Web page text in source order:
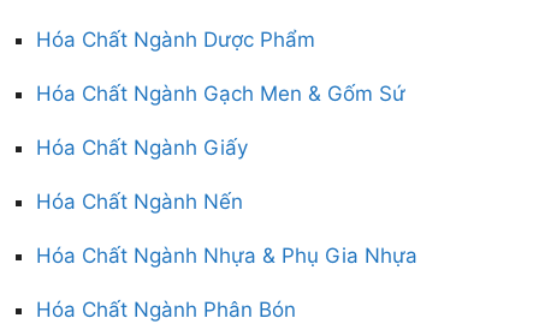
Hóa Chất Ngành Dược Phẩm
Hóa Chất Ngành Gạch Men & Gốm Sứ
Hóa Chất Ngành Giấy
Hóa Chất Ngành Nến
Hóa Chất Ngành Nhựa & Phụ Gia Nhựa
Hóa Chất Ngành Phân Bón